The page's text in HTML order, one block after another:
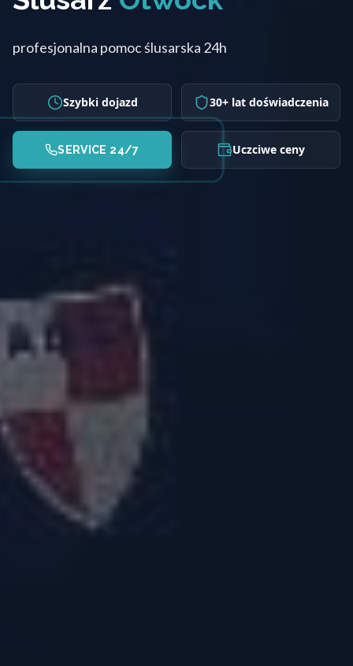
profesjonalna pomoc ślusarska 24h
Szybki dojazd 30+ lat doświadczenia
SERVICE 24/7 Uczciwe ceny